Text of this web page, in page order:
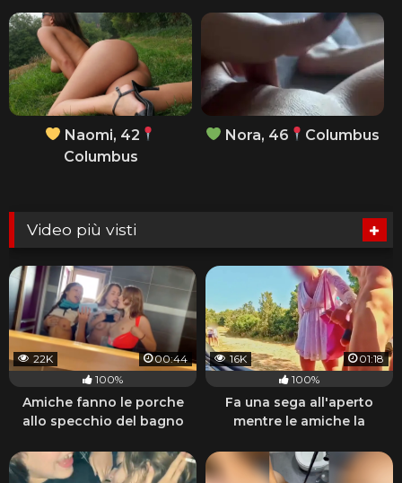
Naomi, 42
Columbus
Nora, 46 Columbus
Video più visti
22K
00:44
100%
Amiche fanno le porche
allo specchio del bagno
16K
01:18
100%
Fa una sega all'aperto
mentre le amiche la